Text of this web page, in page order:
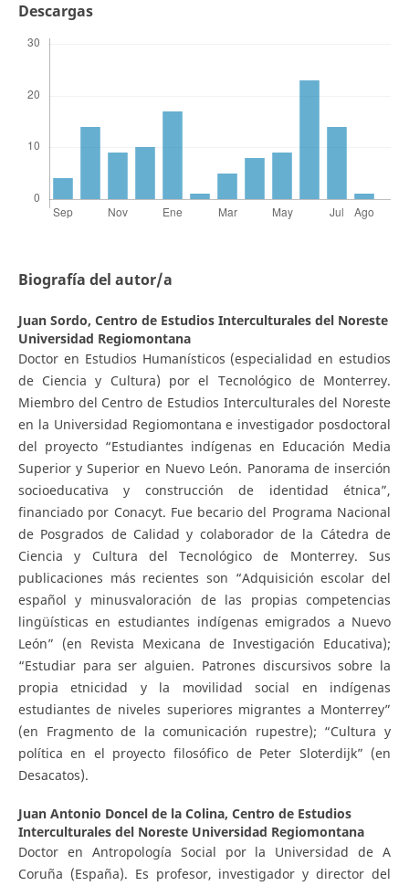
Descargas
Biografía del autor/a
Juan Sordo, Centro de Estudios Interculturales del Noreste
Universidad Regiomontana
Doctor en Estudios Humanísticos (especialidad en estudios
de Ciencia y Cultura) por el Tecnológico de Monterrey.
Miembro del Centro de Estudios Interculturales del Noreste
en la Universidad Regiomontana e investigador posdoctoral
del proyecto “Estudiantes indígenas en Educación Media
Superior y Superior en Nuevo León. Panorama de inserción
socioeducativa y construcción de identidad étnica”,
financiado por Conacyt. Fue becario del Programa Nacional
de Posgrados de Calidad y colaborador de la Cátedra de
Ciencia y Cultura del Tecnológico de Monterrey. Sus
publicaciones más recientes son “Adquisición escolar del
español y minusvaloración de las propias competencias
lingüísticas en estudiantes indígenas emigrados a Nuevo
León” (en Revista Mexicana de Investigación Educativa);
“Estudiar para ser alguien. Patrones discursivos sobre la
propia etnicidad y la movilidad social en indígenas
estudiantes de niveles superiores migrantes a Monterrey”
(en Fragmento de la comunicación rupestre); “Cultura y
política en el proyecto filosófico de Peter Sloterdijk” (en
Desacatos).
Juan Antonio Doncel de la Colina, Centro de Estudios
Interculturales del Noreste Universidad Regiomontana
Doctor en Antropología Social por la Universidad de A
Coruña (España). Es profesor, investigador y director del